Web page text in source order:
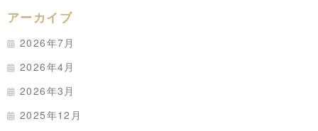
アーカイブ
2026年7月
2026年4月
2026年3月
2025年12月